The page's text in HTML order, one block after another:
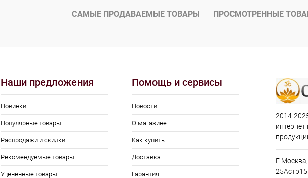
В избранное Под заказ
САМЫЕ ПРОДАВАЕМЫЕ ТОВАРЫ ПРОСМОТРЕННЫЕ
Наши предложения
Новинки
Популярные товары
Распродажи и скидки
Рекомендуемые товары
Уцененные товары
Помощь и сервисы
Новости
О магазине
Как купить
Доставка
Гарантия
2014-
Г.
25Астр15